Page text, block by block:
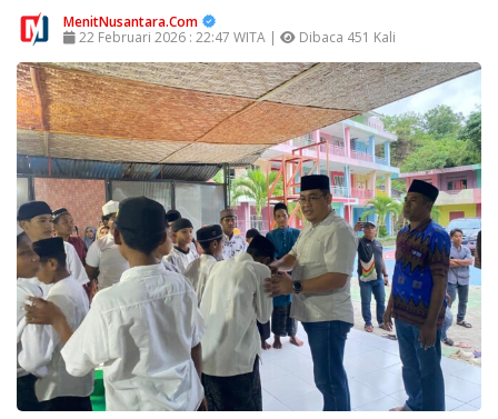
MenitNusantara.Com
22 Februari 2026 : 22:47 WITA |
Dibaca 451 Kali